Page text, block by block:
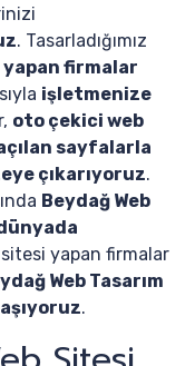
. Tasarladığımız
firmalar
işletmenize
oto çekici web
açılan sayfalarla
çıkarıyoruz.
Beydağ Web
yapan firmalar
Web Tasarım
.